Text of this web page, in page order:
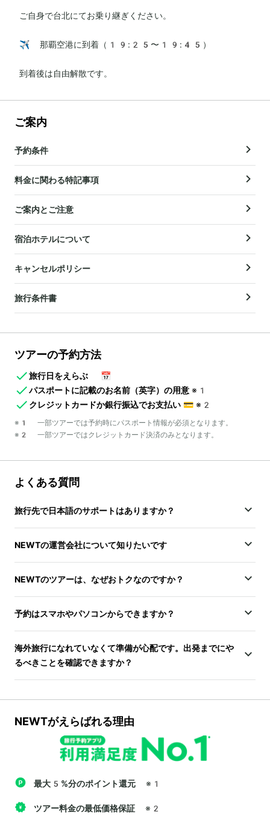
ご自身で台北にてお乗り継ぎください。
✈️ 那覇空港に到着（19:25〜19:45）
到着後は自由解散です。
ご案内
予約条件
料金に関わる特記事項
ご案内とご注意
宿泊ホテルについて
キャンセルポリシー
旅行条件書
ツアーの予約方法
旅行日をえらぶ
📅
パスポートに記載のお名前（英字）の用意 ※1
クレジットカードか銀行振込でお支払い 💳 ※2
※1 一部ツアーでは予約時にパスポート情報が必須となります。
※2 一部ツアーではクレジットカード決済のみとなります。
よくある質問
旅行先で日本語のサポートはありますか？
NEWTの運営会社について知りたいです
NEWTのツアーは、なぜおトクなのですか？
予約はスマホやパソコンからできますか？
海外旅行になれていなくて準備が心配です。出発までにや
るべきことを確認できますか？
NEWTがえらばれる理由
最大5%分のポイント還元 ※1
ツアー料金の最低価格保証 ※2